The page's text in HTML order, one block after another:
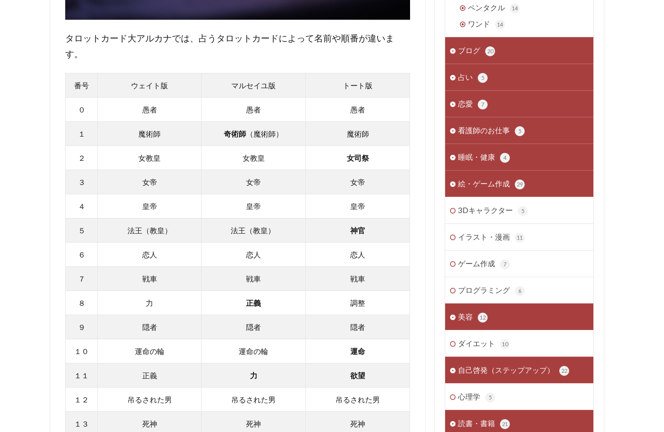
と
タロットカード大アルカナでは、占うタロットカードによって名前や順番が違いま
す。
番号 ウェイト版 マルセイユ版 トート版
０ 愚者 愚者 愚者
１ 魔術師 奇術師 （魔術師） 魔術師
２ 女教皇 女教皇 女司祭
３ 女帝 女帝 女帝
４ 皇帝 皇帝 皇帝
５ 法王（教皇） 法王（教皇） 神官
６ 恋人 恋人 恋人
７ 戦車 戦車 戦車
８ 力 正義 調整
９ 隠者 隠者 隠者
１０ 運命の輪 運命の輪 運命
１１ 正義 力 欲望
１２ 吊るされた男 吊るされた男 吊るされた男
１３ 死神 死神 死神
ペンタクル 14
ワンド 14
ブログ 20
占い 5
恋愛 7
看護師のお仕事 5
睡眠・健康 4
絵・ゲーム作成 29
3Dキャラクター 5
イラスト・漫画 11
ゲーム作成 7
プログラミング 6
美容 12
ダイエット 10
自己啓発（ステップアップ） 22
心理学 5
読書・書籍 21